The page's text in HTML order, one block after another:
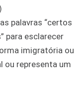
palavras “certos
para esclarecer
imigratória ou
ou representa um